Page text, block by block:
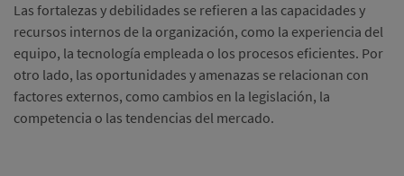
Las fortalezas y debilidades se refieren a las capacidades y
recursos internos de la organización, como la experiencia del
equipo, la tecnología empleada o los procesos eficientes. Por
otro lado, las oportunidades y amenazas se relacionan con
factores externos, como cambios en la legislación, la
competencia o las tendencias del mercado.